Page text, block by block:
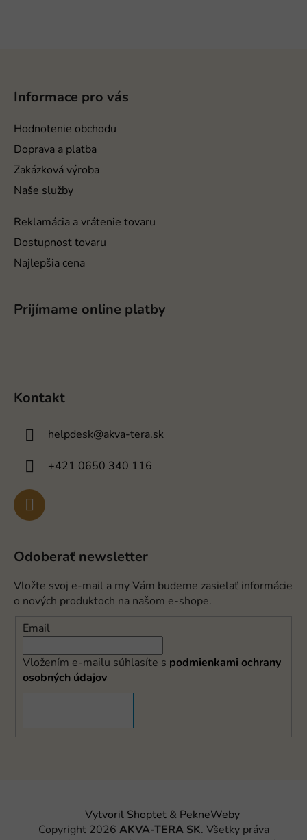
Informace pro vás
Hodnotenie obchodu
Doprava a platba
Zakázková výroba
Naše služby
Reklamácia a vrátenie tovaru
Dostupnosť tovaru
Najlepšia cena
Prijímame online platby
Kontakt
helpdesk@akva-tera.sk
+421 0650 340 116
Odoberať newsletter
Vložte svoj e-mail a my Vám budeme zasielať informácie
o nových produktoch na našom e-shope.
Email
Vložením e-mailu súhlasíte s podmienkami ochrany
osobných údajov
Vytvoril Shoptet& PekneWeby
Copyright 2026 AKVA-TERA SK. Všetky práva